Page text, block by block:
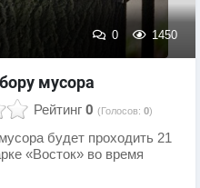
0 1450
мусора
Рейтинг 0 (Голосов: 0)
будет проходить 21
«Восток» во время